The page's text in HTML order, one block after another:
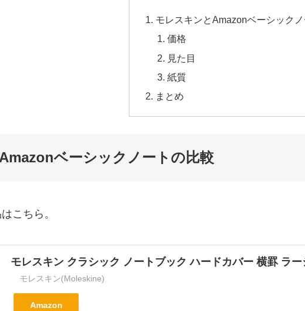
モレスキンとAmazonベーシック
価格
見た目
紙質
まとめ
ベーシックノートの比較
こちら。
モレスキン クラシック ノートブック ハードカバー 横罫 ラ
モレスキン(Moleskine)
Amazon